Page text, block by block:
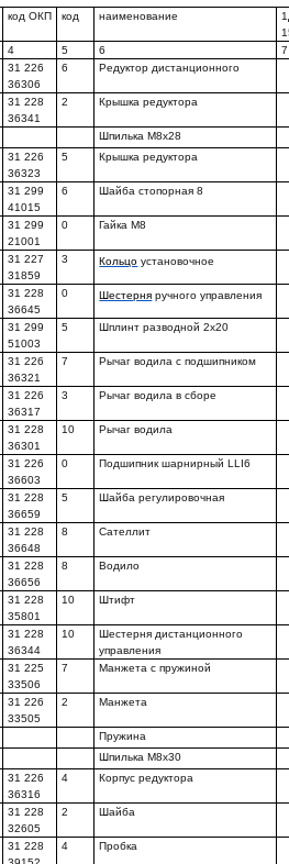
код ОКП код наименование
4 5 6
7
31 226
36306
6 Редуктор дистанционного
31 228
36341
2 Крышка редуктора
Шпилька М8х28
31 226
36323
5 Крышка редуктора
31 299
41015
6 Шайба стопорная 8
31 299
21001
0 Гайка М8
31 227
31859
3 Кольцо установочное
31 228
36645
0 Шестерня ручного управления
31 299
51003
5 Шплинт разводной 2x20
31 226
36321
7 Рычаг водила с подшипником
31 226
36317
3 Рычаг водила в сборе
31 228
36301
10 Рычаг водила
31 226
36603
0 Подшипник шарнирный LLI6
31 228
36659
5 Шайба регулировочная
31 228
36648
8 Сателлит
31 228
36656
8 Водило
31 228
35801
10 Штифт
31 228
36344
10
Шестерня дистанционного
управления
31 225
33506
7 Манжета с пружиной
31 226
33505
2 Манжета
Пружина
Шпилька М8х30
31 226
36316
4 Корпус редуктора
31 228
32605
2 Шайба
31 228
4 Пробка